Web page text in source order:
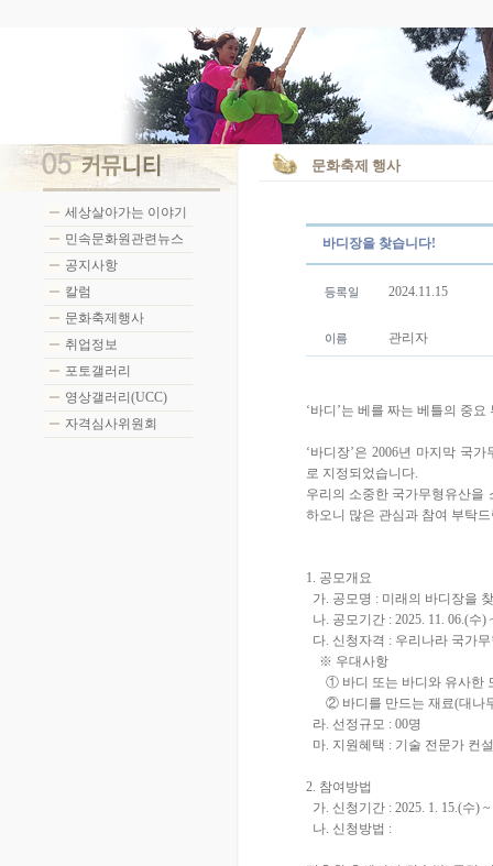
세상살아가는 이야기
민속문화원관련뉴스
공지사항
칼럼
문화축제행사
취업정보
포토갤러리
영상갤러리(UCC)
자격심사위원회
문화축제 행사
바디장을 찾습니다!
2024.11.15
관리자
‘바디’는 베를 짜는 베틀의 중
‘바디장’은 2006년 마지막 국
로 지정되었습니다.
우리의 소중한 국가무형유산을
하오니 많은 관심과 참여 부탁
1. 공모개요
가. 공모명 : 미래의 바디장을
나. 공모기간 : 2025. 11. 06.(수)
다. 신청자격 : 우리나라 국가
※ 우대사항
① 바디 또는 바디와 유사한
② 바디를 만드는 재료(대나무
라. 선정규모 : 00명
마. 지원혜택 : 기술 전문가 컨
2. 참여방법
가. 신청기간 : 2025. 1. 15.(수)
나. 신청방법 :